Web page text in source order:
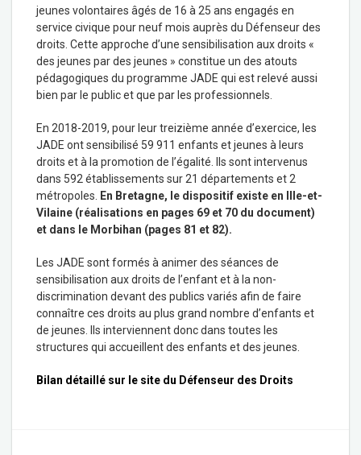
jeunes volontaires âgés de 16 à 25 ans engagés en
service civique pour neuf mois auprès du Défenseur des
droits. Cette approche d’une sensibilisation aux droits «
des jeunes par des jeunes » constitue un des atouts
pédagogiques du programme JADE qui est relevé aussi
bien par le public et que par les professionnels.
En 2018-2019, pour leur treizième année d’exercice, les
JADE ont sensibilisé 59 911 enfants et jeunes à leurs
droits et à la promotion de l’égalité. Ils sont intervenus
dans 592 établissements sur 21 départements et 2
métropoles.
En Bretagne, le dispositif existe en Ille-et-
Vilaine (réalisations en pages 69 et 70 du document)
et dans le Morbihan (pages 81 et 82).
Les JADE sont formés à animer des séances de
sensibilisation aux droits de l’enfant et à la non-
discrimination devant des publics variés afin de faire
connaître ces droits au plus grand nombre d’enfants et
de jeunes. Ils interviennent donc dans toutes les
structures qui accueillent des enfants et des jeunes.
Bilan détaillé sur le site du Défenseur des Droits